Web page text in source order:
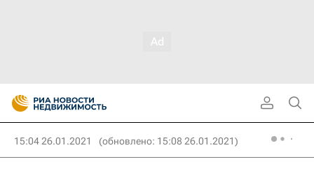
15:04 26.01.2021 (обновлено: 15:08 26.01.2021)